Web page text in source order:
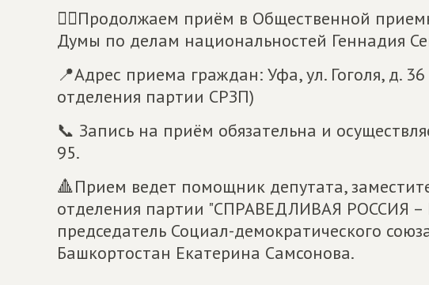
☝🏻Продолжаем приём в Общественной
Думы по делам национальностей Геннадия
📍Адрес приема граждан: Уфа, ул. Гоголя, д.
отделения партии СРЗП)
📞 Запись на приём обязательна и
95.
🔺Прием ведет помощник депутата,
отделения партии "СПРАВЕДЛИВАЯ РОССИЯ
председатель Социал-демократического
Башкортостан Екатерина Самсонова.